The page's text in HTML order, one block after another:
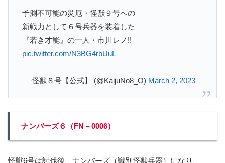
予測不可能の災厄・怪獣９号への
新戦力として６号兵器を装着した
『若き才能』の一人・市川レノ!!
pic.twitter.com/N3BG4rbUuL
— 怪獣８号【公式】 (@KaijuNo8_O) March 2, 2023
ナンバーズ６（FN－0006）
怪獣6号は討伐後、ナンバーズ（識別怪獣兵器）になり、